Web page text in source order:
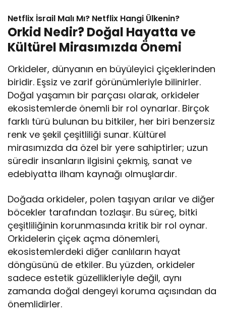
Netflix İsrail Malı Mı? Netflix Hangi Ülkenin?
Orkid Nedir? Doğal Hayatta ve
Kültürel Mirasımızda Önemi
Orkideler, dünyanın en büyüleyici çiçeklerinden
biridir. Eşsiz ve zarif görünümleriyle bilinirler.
Doğal yaşamın bir parçası olarak, orkideler
ekosistemlerde önemli bir rol oynarlar. Birçok
farklı türü bulunan bu bitkiler, her biri benzersiz
renk ve şekil çeşitliliği sunar. Kültürel
mirasımızda da özel bir yere sahiptirler; uzun
süredir insanların ilgisini çekmiş, sanat ve
edebiyatta ilham kaynağı olmuşlardır.
Doğada orkideler, polen taşıyan arılar ve diğer
böcekler tarafından tozlaşır. Bu süreç, bitki
çeşitliliğinin korunmasında kritik bir rol oynar.
Orkidelerin çiçek açma dönemleri,
ekosistemlerdeki diğer canlıların hayat
döngüsünü de etkiler. Bu yüzden, orkideler
sadece estetik güzellikleriyle değil, aynı
zamanda doğal dengeyi koruma açısından da
önemlidirler.